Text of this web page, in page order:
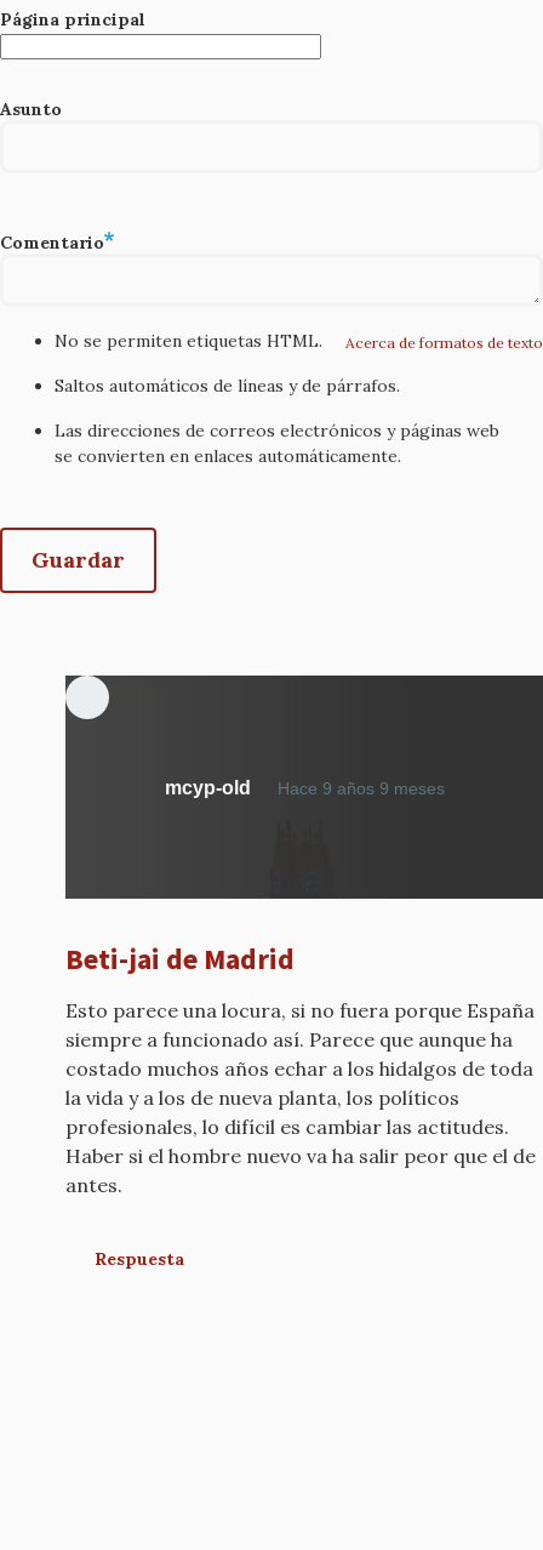
Página principal
Asunto
Comentario
Acerca de formatos de texto
No se permiten etiquetas HTML.
Saltos automáticos de líneas y de párrafos.
Las direcciones de correos electrónicos y páginas web
se convierten en enlaces automáticamente.
mcyp-old Hace 9 años 9 meses
Beti-jai de Madrid
Esto parece una locura, si no fuera porque España
siempre a funcionado así. Parece que aunque ha
costado muchos años echar a los hidalgos de toda
la vida y a los de nueva planta, los políticos
profesionales, lo difícil es cambiar las actitudes.
Haber si el hombre nuevo va ha salir peor que el de
antes.
Respuesta